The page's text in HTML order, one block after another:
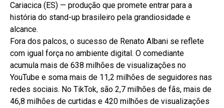
Cariacica (ES) — produção que promete entrar para a
história do stand-up brasileiro pela grandiosidade e
alcance.
Fora dos palcos, o sucesso de Renato Albani se reflete
com igual força no ambiente digital. O comediante
acumula mais de 638 milhões de visualizações no
YouTube e soma mais de 11,2 milhões de seguidores nas
redes sociais. No TikTok, são 2,7 milhões de fãs, mais de
46,8 milhões de curtidas e 420 milhões de visualizações